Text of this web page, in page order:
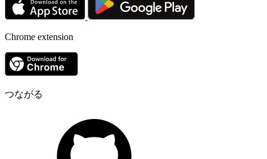
Chrome extension
つながる